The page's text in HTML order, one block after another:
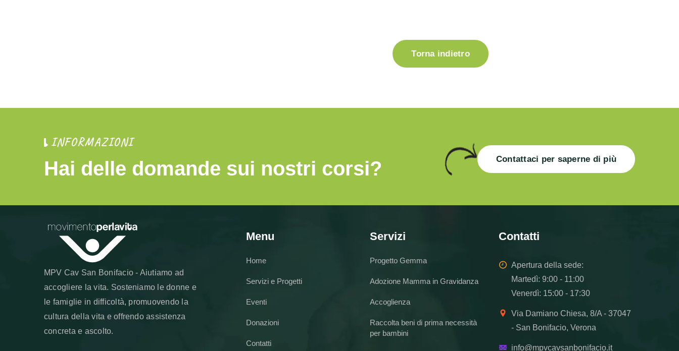
Torna indietro
INFORMAZIONI
Hai delle domande sui nostri corsi? Contattaci per saperne di più
MPV Cav San Bonifacio - Aiutiamo ad
accogliere la vita. Sosteniamo le donne e
le famiglie in difficoltà, promuovendo la
cultura della vita e offrendo assistenza
concreta e ascolto.
Menu
Home
Servizi e Progetti
Eventi
Donazioni
Contatti
Servizi
Progetto Gemma
Adozione Mamma in Gravidanza
Accoglienza
Raccolta beni di prima necessità
per bambini
Contatti
Apertura della sede:
Martedì: 9:00 - 11:00
Venerdì: 15:00 - 17:30
Via Damiano Chiesa, 8/A - 37047
- San Bonifacio, Verona
info@mpvcavsanbonifacio.it